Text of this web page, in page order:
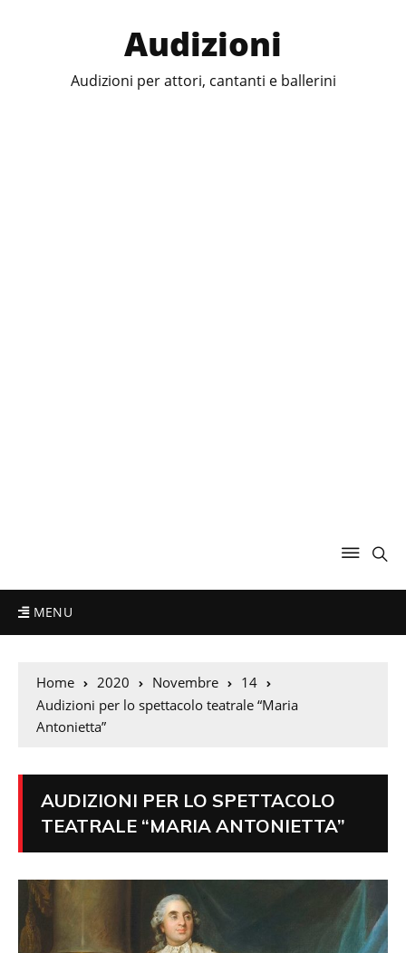
Audizioni
Audizioni per attori, cantanti e ballerini
MENU
Home 2020 Novembre
14
Audizioni per lo spettacolo teatrale “Maria
Antonietta”
AUDIZIONI PER LO SPETTACOLO
TEATRALE “MARIA ANTONIETTA”